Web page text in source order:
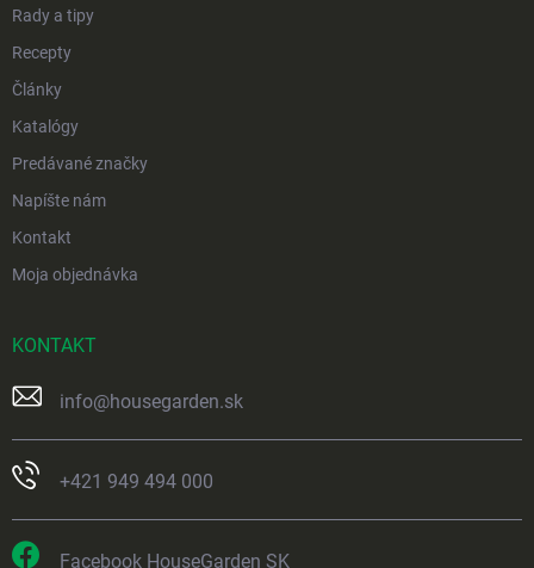
Rady a tipy
Recepty
Články
Katalógy
Predávané značky
Napíšte nám
Kontakt
Moja objednávka
KONTAKT
info@housegarden.sk
+421 949 494 000
Facebook HouseGarden SK